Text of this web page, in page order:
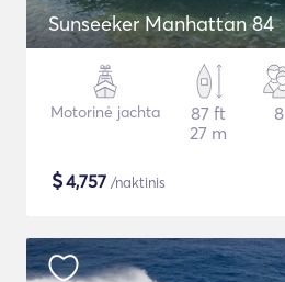
Sunseeker Manhattan 84
Motorinė jachta
87 ft
27 m
8
$4,757 /naktinis